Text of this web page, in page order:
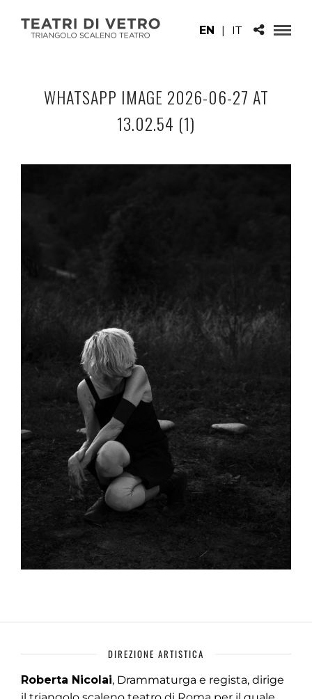
EN | IT
WHATSAPP IMAGE 2026-06-27 AT
13.02.54 (1)
DIREZIONE ARTISTICA
Roberta Nicolai, Drammaturga e regista, dirige